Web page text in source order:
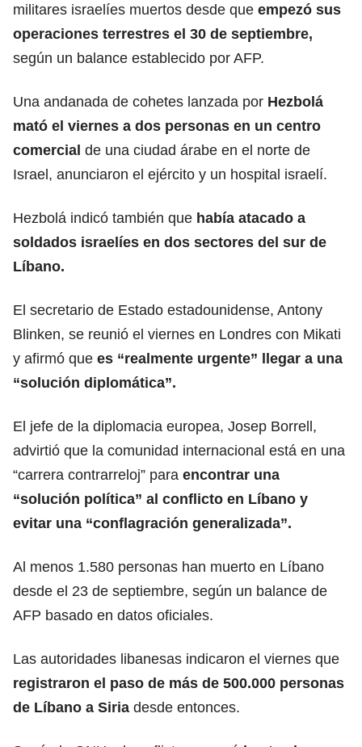
militares israelíes muertos desde que empezó sus
operaciones terrestres el 30 de septiembre,
según un balance establecido por AFP.
Una andanada de cohetes lanzada por Hezbolá
mató el viernes a dos personas en un centro
comercial de una ciudad árabe en el norte de
Israel, anunciaron el ejército y un hospital israelí.
Hezbolá indicó también que había atacado a
soldados israelíes en dos sectores del sur de
Líbano.
El secretario de Estado estadounidense, Antony
Blinken, se reunió el viernes en Londres con Mikati
y afirmó que es “realmente urgente” llegar a una
“solución diplomática”.
El jefe de la diplomacia europea, Josep Borrell,
advirtió que la comunidad internacional está en una
“carrera contrarreloj” para encontrar una
“solución política” al conflicto en Líbano y
evitar una “conflagración generalizada”.
Al menos 1.580 personas han muerto en Líbano
desde el 23 de septiembre, según un balance de
AFP basado en datos oficiales.
Las autoridades libanesas indicaron el viernes que
registraron el paso de más de 500.000 personas
de Líbano a Siria desde entonces.